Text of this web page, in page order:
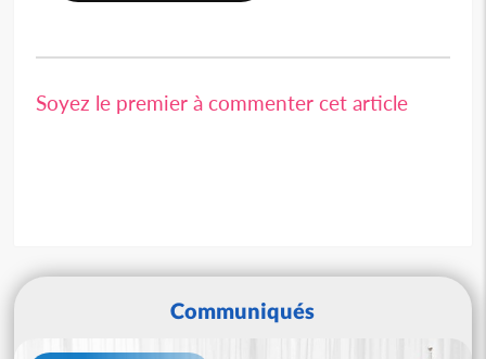
Soyez le premier à commenter cet article
Communiqués